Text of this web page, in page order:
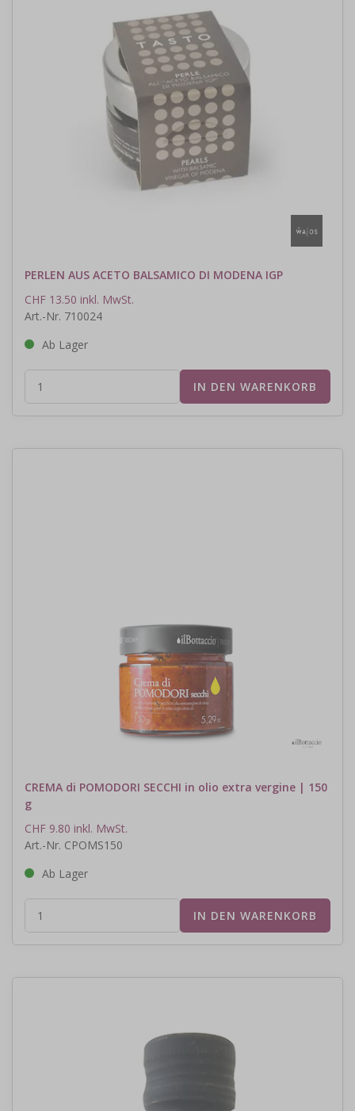
PERLEN AUS ACETO BALSAMICO DI MODENA IGP
CHF 13.50 inkl. MwSt.
Art.-Nr. 710024
Ab Lager
CREMA di POMODORI SECCHI in olio extra vergine | 150
g
CHF 9.80 inkl. MwSt.
Art.-Nr. CPOMS150
Ab Lager